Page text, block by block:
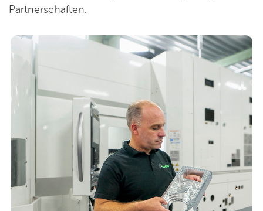
Partnerschaften.